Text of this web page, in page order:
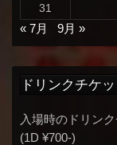
31
« 7月
9月 »
ドリンクチケ
入場時のドリン
(1D ¥700-)